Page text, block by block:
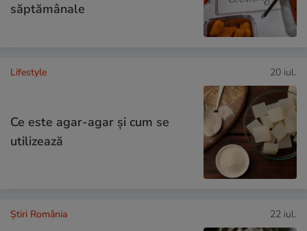
săptămânale
Lifestyle 20 iul.
Ce este agar-agar și cum se
utilizează
Știri România 22 iul.